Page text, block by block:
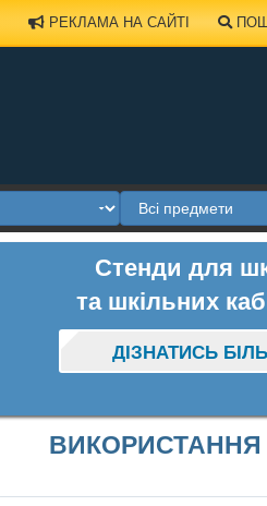
РЕКЛАМА НА САЙТІ
Стенди для
та шкільних
ДІЗНАТИСЬ
ВИКОРИСТАННЯ